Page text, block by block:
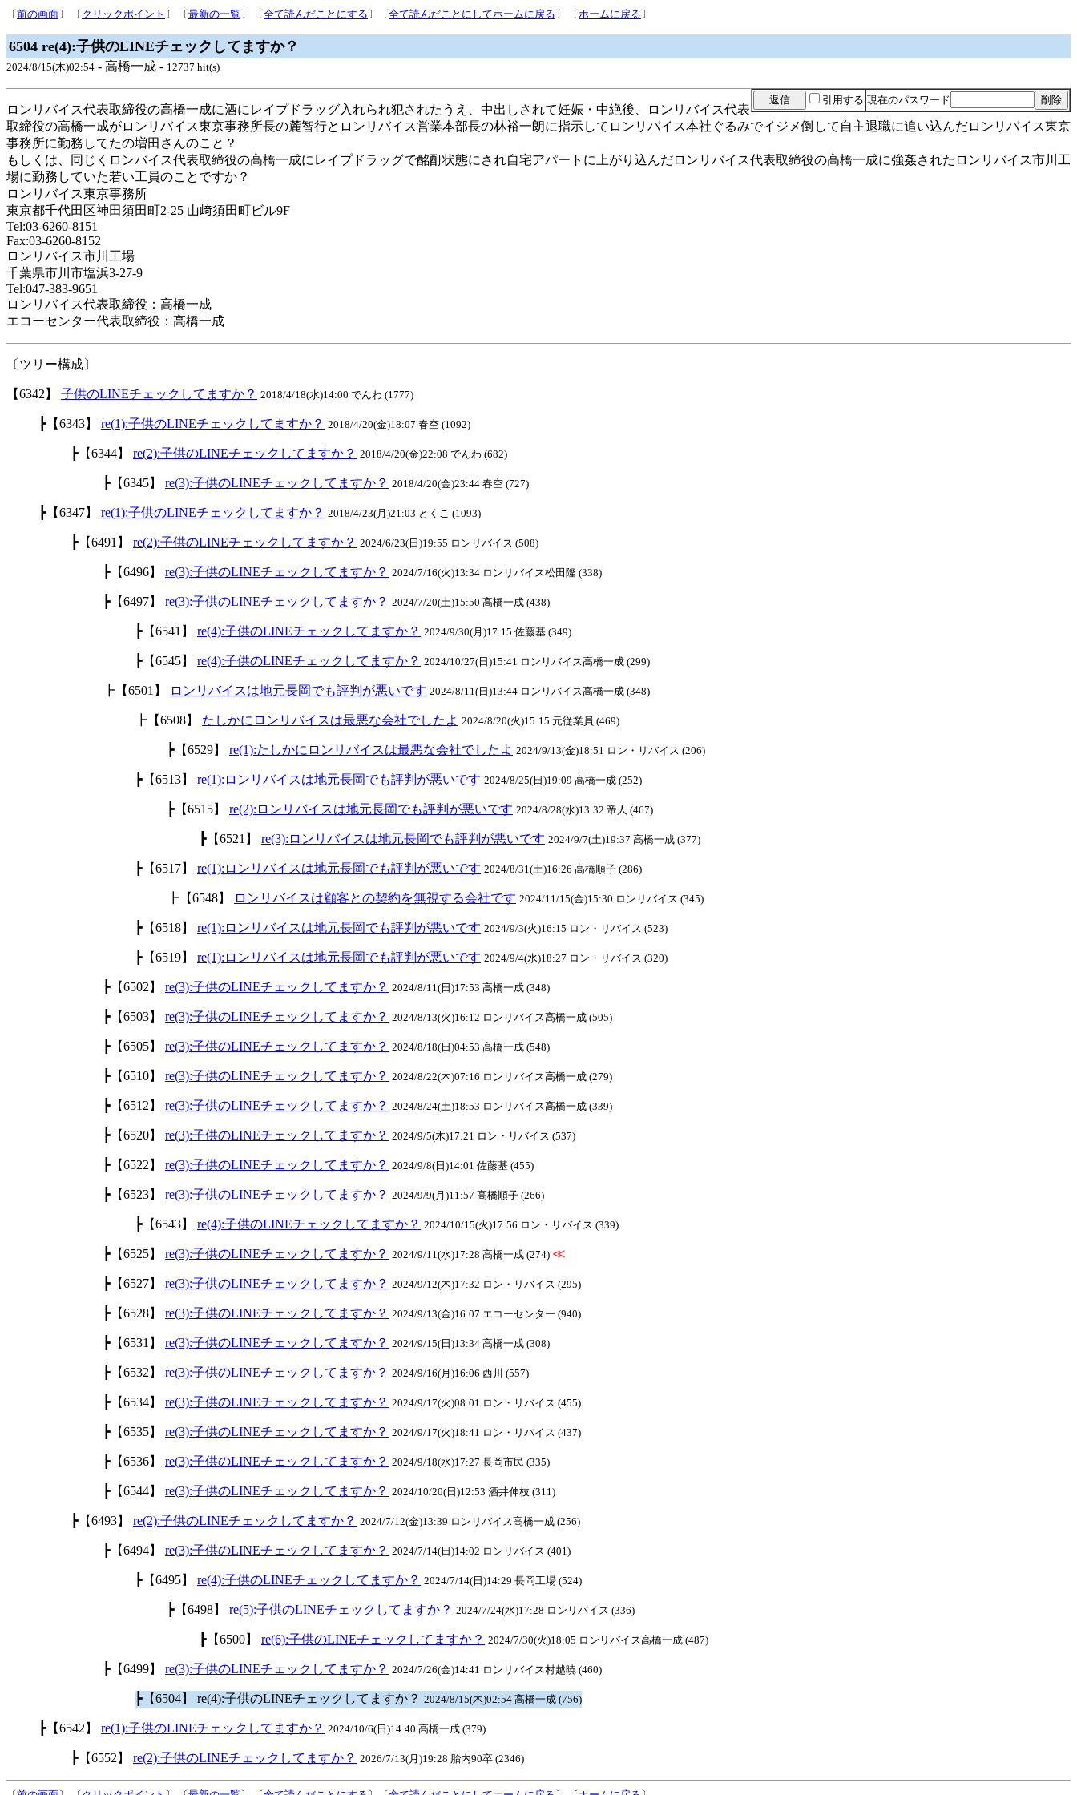
〔前の画面〕 〔 クリックポイント 〕 〔最新の一覧 〕 〔全て読んだことにする 〕〔全て読んだことにしてホームに戻る 〕 〔ホームに戻る 〕
6504 re(4):子供のLINEチェックしてますか？
2024/8/15(木)02:54 - 高橋一成 - 12737 hit(s)
引用する 現在のパスワード
ロンリバイス代表取締役の高橋一成に酒にレイプドラッグ入れられ犯されたうえ、中出しされて妊娠・中絶後、ロンリバイス代表
取締役の高橋一成がロンリバイス東京事務所長の麓智行とロンリバイス営業本部長の林裕一朗に指示してロンリバイス本社ぐるみでイジメ倒して自主退職に追い込んだロンリバイス東京
事務所に勤務してたの増田さんのこと？
もしくは、同じくロンバイス代表取締役の高橋一成にレイプドラッグで酩酊状態にされ自宅アパートに上がり込んだロンリバイス代表取締役の高橋一成に強姦されたロンリバイス市川工
場に勤務していた若い工員のことですか？
ロンリバイス東京事務所
東京都千代田区神田須田町2-25 山﨑須田町ビル9F
Tel:03-6260-8151
Fax:03-6260-8152
ロンリバイス市川工場
千葉県市川市塩浜3‐27-9
Tel:047-383-9651
ロンリバイス代表取締役：高橋一成
エコーセンター代表取締役：高橋一成
〔ツリー構成〕
【6342】 子供のLINEチェックしてますか？ 2018/4/18(水)14:00 でんわ (1777)
┣【6343】 re(1):子供のLINEチェックしてますか？ 2018/4/20(金)18:07 春空 (1092)
┣【6344】 re(2):子供のLINEチェックしてますか？ 2018/4/20(金)22:08 でんわ (682)
┣【6345】 re(3):子供のLINEチェックしてますか？ 2018/4/20(金)23:44 春空 (727)
┣【6347】 re(1):子供のLINEチェックしてますか？ 2018/4/23(月)21:03 とくこ (1093)
┣【6491】 re(2):子供のLINEチェックしてますか？ 2024/6/23(日)19:55 ロンリバイス (508)
┣【6496】 re(3):子供のLINEチェックしてますか？ 2024/7/16(火)13:34 ロンリバイス松田隆 (338)
┣【6497】 re(3):子供のLINEチェックしてますか？ 2024/7/20(土)15:50 高橋一成 (438)
┣【6541】 re(4):子供のLINEチェックしてますか？ 2024/9/30(月)17:15 佐藤基 (349)
┣【6545】 re(4):子供のLINEチェックしてますか？ 2024/10/27(日)15:41 ロンリバイス高橋一成 (299)
┣【6501】 ロンリバイスは地元長岡でも評判が悪いです 2024/8/11(日)13:44 ロンリバイス高橋一成 (348)
┣【6508】 たしかにロンリバイスは最悪な会社でしたよ 2024/8/20(火)15:15 元従業員 (469)
┣【6529】 re(1):たしかにロンリバイスは最悪な会社でしたよ 2024/9/13(金)18:51 ロン・リバイス (206)
┣【6513】 re(1):ロンリバイスは地元長岡でも評判が悪いです 2024/8/25(日)19:09 高橋一成 (252)
┣【6515】 re(2):ロンリバイスは地元長岡でも評判が悪いです 2024/8/28(水)13:32 帝人 (467)
┣【6521】 re(3):ロンリバイスは地元長岡でも評判が悪いです 2024/9/7(土)19:37 高橋一成 (377)
┣【6517】 re(1):ロンリバイスは地元長岡でも評判が悪いです 2024/8/31(土)16:26 高橋順子 (286)
┣【6548】 ロンリバイスは顧客との契約を無視する会社です 2024/11/15(金)15:30 ロンリバイス (345)
┣【6518】 re(1):ロンリバイスは地元長岡でも評判が悪いです 2024/9/3(火)16:15 ロン・リバイス (523)
┣【6519】 re(1):ロンリバイスは地元長岡でも評判が悪いです 2024/9/4(水)18:27 ロン・リバイス (320)
┣【6502】 re(3):子供のLINEチェックしてますか？ 2024/8/11(日)17:53 高橋一成 (348)
┣【6503】 re(3):子供のLINEチェックしてますか？ 2024/8/13(火)16:12 ロンリバイス高橋一成 (505)
┣【6505】 re(3):子供のLINEチェックしてますか？ 2024/8/18(日)04:53 高橋一成 (548)
┣【6510】 re(3):子供のLINEチェックしてますか？ 2024/8/22(木)07:16 ロンリバイス高橋一成 (279)
┣【6512】 re(3):子供のLINEチェックしてますか？ 2024/8/24(土)18:53 ロンリバイス高橋一成 (339)
┣【6520】 re(3):子供のLINEチェックしてますか？ 2024/9/5(木)17:21 ロン・リバイス (537)
┣【6522】 re(3):子供のLINEチェックしてますか？ 2024/9/8(日)14:01 佐藤基 (455)
┣【6523】 re(3):子供のLINEチェックしてますか？ 2024/9/9(月)11:57 高橋順子 (266)
┣【6543】 re(4):子供のLINEチェックしてますか？ 2024/10/15(火)17:56 ロン・リバイス (339)
┣【6525】 re(3):子供のLINEチェックしてますか？ 2024/9/11(水)17:28 高橋一成 (274) ≪
┣【6527】 re(3):子供のLINEチェックしてますか？ 2024/9/12(木)17:32 ロン・リバイス (295)
┣【6528】 re(3):子供のLINEチェックしてますか？ 2024/9/13(金)16:07 エコーセンター (940)
┣【6531】 re(3):子供のLINEチェックしてますか？ 2024/9/15(日)13:34 高橋一成 (308)
┣【6532】 re(3):子供のLINEチェックしてますか？ 2024/9/16(月)16:06 西川 (557)
┣【6534】 re(3):子供のLINEチェックしてますか？ 2024/9/17(火)08:01 ロン・リバイス (455)
┣【6535】 re(3):子供のLINEチェックしてますか？ 2024/9/17(火)18:41 ロン・リバイス (437)
┣【6536】 re(3):子供のLINEチェックしてますか？ 2024/9/18(水)17:27 長岡市民 (335)
┣【6544】 re(3):子供のLINEチェックしてますか？ 2024/10/20(日)12:53 酒井伸枝 (311)
┣【6493】 re(2):子供のLINEチェックしてますか？ 2024/7/12(金)13:39 ロンリバイス高橋一成 (256)
┣【6494】 re(3):子供のLINEチェックしてますか？ 2024/7/14(日)14:02 ロンリバイス (401)
┣【6495】 re(4):子供のLINEチェックしてますか？ 2024/7/14(日)14:29 長岡工場 (524)
┣【6498】 re(5):子供のLINEチェックしてますか？ 2024/7/24(水)17:28 ロンリバイス (336)
┣【6500】 re(6):子供のLINEチェックしてますか？ 2024/7/30(火)18:05 ロンリバイス高橋一成 (487)
┣【6499】 re(3):子供のLINEチェックしてますか？ 2024/7/26(金)14:41 ロンリバイス村越暁 (460)
┣【6504】 re(4):子供のLINEチェックしてますか？ 2024/8/15(木)02:54 高橋一成 (756)
┣【6542】 re(1):子供のLINEチェックしてますか？ 2024/10/6(日)14:40 高橋一成 (379)
┣【6552】 re(2):子供のLINEチェックしてますか？ 2026/7/13(月)19:28 胎内90卒 (2346)